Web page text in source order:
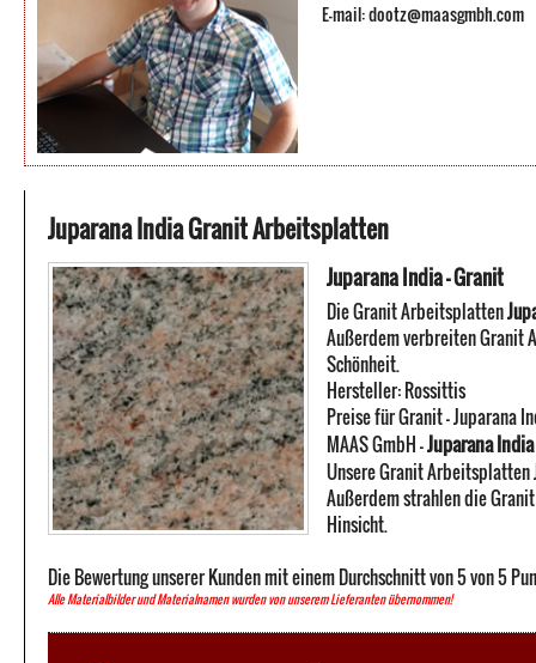
E-mail:dootz@maasgmbh.com
Juparana India Granit Arbeitsplatten
Juparana India - Granit
Die Granit Arbeitsplatten
Außerdem verbreiten Granit
Schönheit.
Hersteller:Rossittis
Preise für Granit -Juparana
MAAS GmbH-Juparana
Unsere Granit
Außerdem strahlen die
Hinsicht.
Die Bewertung unserer Kunden mit einem Durchschnitt von5von5
Alle Materialbilder und Materialnamen wurden von unserem Lieferanten übernommen!